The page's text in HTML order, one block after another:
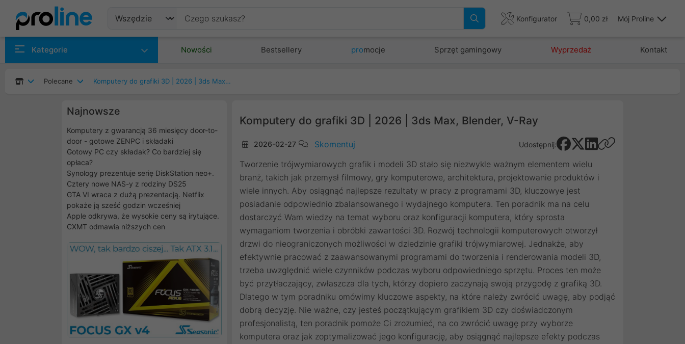
Konfigurator 0,00 zł Mój Proline
Kategorie Nowości Bestsellery promocje Sprzęt gamingowy Wyprzedaż Kontakt
Polecane Komputery do grafiki 3D | 2026 | 3ds Max, Blender, V-Ray
Najnowsze
Komputery z gwarancją 36 miesięcy door-to-
door - gotowe ZENPC i składaki
Gotowy PC czy składak? Co bardziej się
opłaca?
Synology prezentuje serię DiskStation neo+.
Cztery nowe NAS-y z rodziny DS25
GTA VI wraca z dużą prezentacją. Netflix
pokaże ją sześć godzin wcześniej
Apple odkrywa, że wysokie ceny są irytujące.
CXMT odmawia niższych cen
Komputery do grafiki 3D | 2026 | 3ds Max, Blender, V-Ray
2026-02-27 Skomentuj Udostępnij:
Tworzenie trójwymiarowych grafik i modeli 3D stało się niezwykle ważnym elementem wielu
branż, takich jak przemysł filmowy, gry komputerowe, architektura, projektowanie produktów i
wiele innych. Aby osiągnąć najlepsze rezultaty w pracy z programami 3D, kluczowye jest
posiadanie odpowiednio zbalansowanego i wydajnego komputera. Ten poradnik ma na celu
dostarczyć Wam wiedzy na temat wyboru oraz konfiguracji komputera, który sprosta
wymaganiom tworzenia i obróbki zawartości 3D. Rozwój technologii komputerowych otworzył
drzwi do nieograniczonych możliwości w dziedzinie grafiki trójwymiarowej. Jednakże, aby
efektywnie pracować z zaawansowanymi programami do tworzenia i renderowania modeli 3D,
trzeba uwzględnić wiele czynników podczas wyboru odpowiedniego sprzętu. Proces ten może
być przytłaczający, zwłaszcza dla tych, którzy dopiero zaczynają swoją przygodę z grafiką 3D.
Dlatego w tym poradniku omówimy kluczowe aspekty, na które należy zwrócić uwagę, aby podjąć
dobrą decyzję. Nie ważne, czy jesteś początkującym grafikiem 3D czy doświadczonym
profesjonalistą, ten poradnik pomoże Ci zrozumieć, na co zwrócić uwagę przy wyborze
komputera oraz jak zoptymalizować jego konfigurację, aby osiągnąć najlepsze efekty podczas